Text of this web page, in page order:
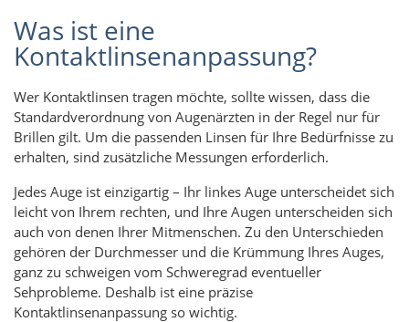
Was ist eine
Kontaktlinsenanpassung?
Wer Kontaktlinsen tragen möchte, sollte wissen, dass die
Standardverordnung von Augenärzten in der Regel nur für
Brillen gilt. Um die passenden Linsen für Ihre Bedürfnisse zu
erhalten, sind zusätzliche Messungen erforderlich.
Jedes Auge ist einzigartig – Ihr linkes Auge unterscheidet sich
leicht von Ihrem rechten, und Ihre Augen unterscheiden sich
auch von denen Ihrer Mitmenschen. Zu den Unterschieden
gehören der Durchmesser und die Krümmung Ihres Auges,
ganz zu schweigen vom Schweregrad eventueller
Sehprobleme. Deshalb ist eine präzise
Kontaktlinsenanpassung so wichtig.